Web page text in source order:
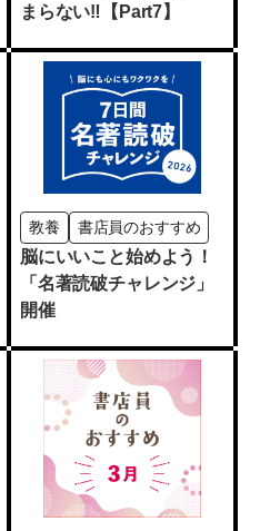
まらない‼【Part7】
教養 書店員のおすすめ
脳にいいこと始めよう！
「名著読破チャレンジ」
開催